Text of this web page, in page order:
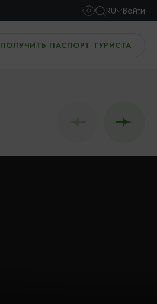
RU Войти
ПОЛУЧИТЬ ПАСПОРТ ТУРИСТА